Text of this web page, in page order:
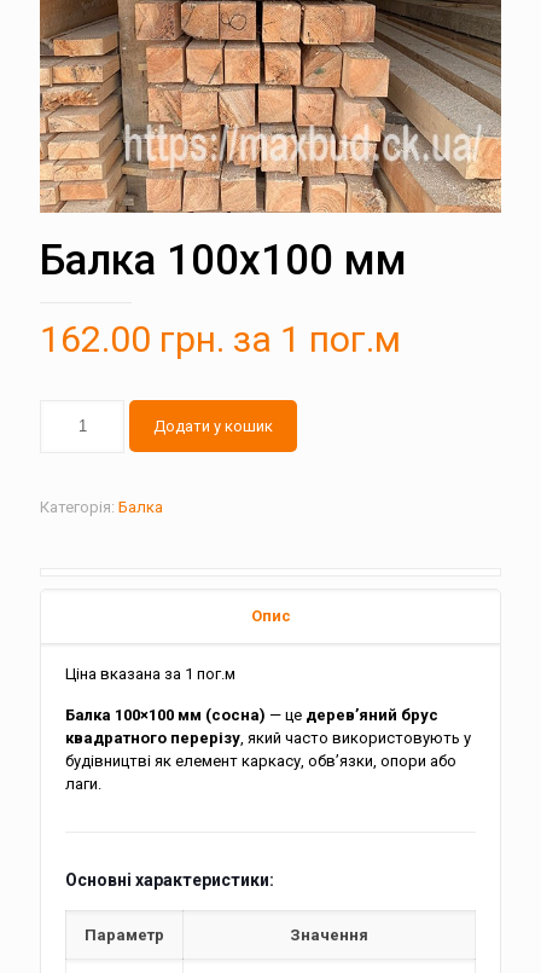
Балка 100х100 мм
162.00 грн. за 1 пог.м
Додати у кошик
Категорія: Балка
Опис
Ціна вказана за 1 пог.м
Балка 100×100 мм (сосна) — це дерев’яний брус
квадратного перерізу, який часто використовують у
будівництві як елемент каркасу, обв’язки, опори або
лаги.
Основні характеристики:
Параметр Значення